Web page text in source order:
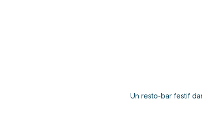
Un resto-bar festif